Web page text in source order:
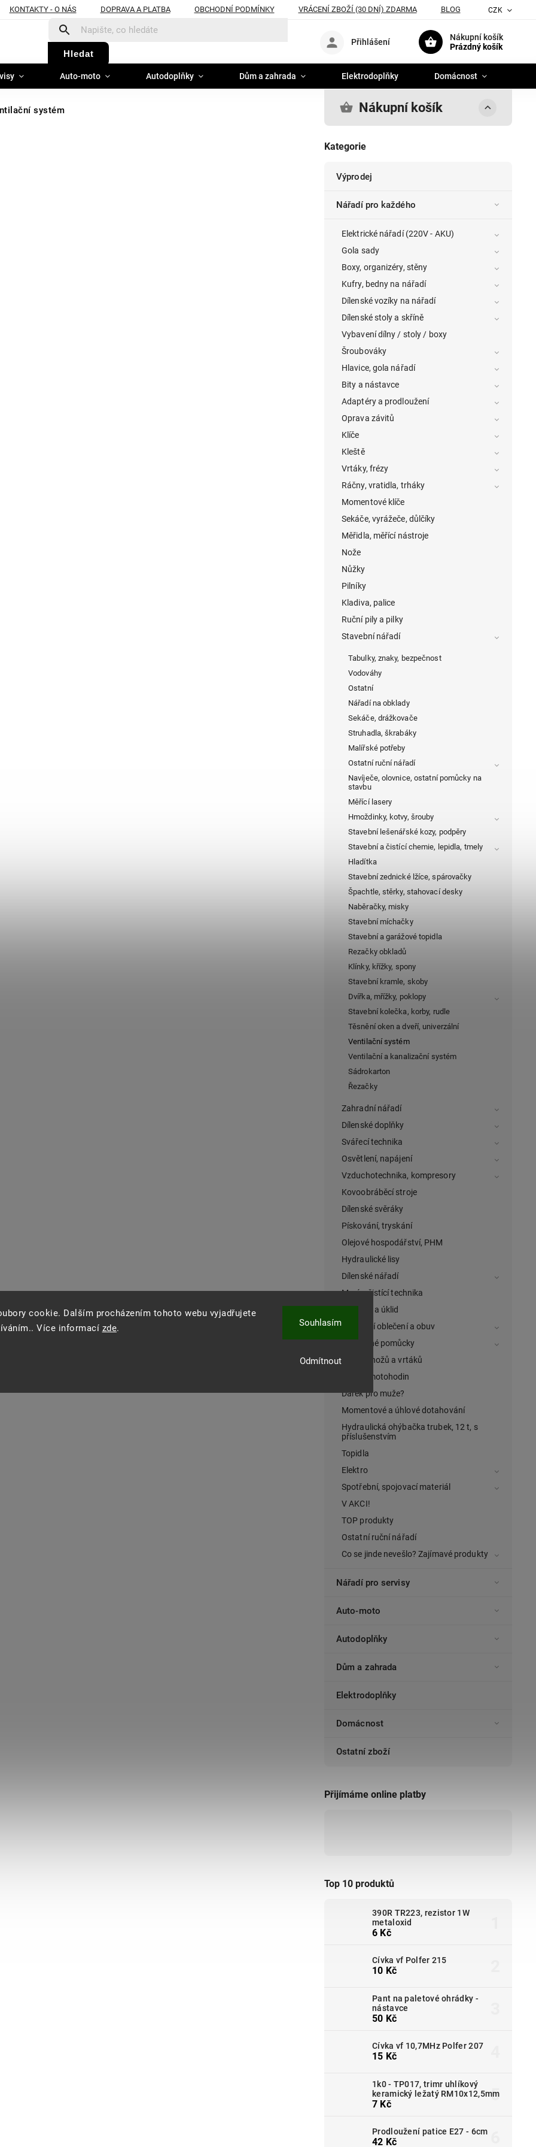
cookie. Dalším procházením tohoto webu vyjadřujete
Více informací zde.
Odmítnout
Souhlasím
KONTAKTY - O NÁS DOPRAVA A PLATBA OBCHODNÍ PODMÍNKY VRÁCENÍ ZBOŽÍ (30 DNÍ) ZDARMA BLOG CZK
Hledat
Nákupní košík
Prázdný košík
Přihlášení
Auto-moto Autodoplňky Dům a zahrada Elektrodoplňky Domácnost
systém Nákupní košík
Kategorie
Výprodej
Nářadí pro každého
Elektrické nářadí (220V - AKU)
Gola sady
Boxy, organizéry, stěny
Kufry, bedny na nářadí
Dílenské vozíky na nářadí
Dílenské stoly a skříně
Vybavení dílny / stoly / boxy
Šroubováky
Hlavice, gola nářadí
Bity a nástavce
Adaptéry a prodloužení
Oprava závitů
Klíče
Kleště
Vrtáky, frézy
Ráčny, vratidla, trháky
Momentové klíče
Sekáče, vyrážeče, důlčíky
Měřidla, měřící nástroje
Nože
Nůžky
Pilníky
Kladiva, palice
Ruční pily a pilky
Stavební nářadí
Tabulky, znaky, bezpečnost
Vodováhy
Ostatní
Nářadí na obklady
Sekáče, drážkovače
Struhadla, škrabáky
Malířské potřeby
Ostatní ruční nářadí
Navíječe, olovnice, ostatní pomůcky na
stavbu
Měřící lasery
Hmoždinky, kotvy, šrouby
Stavební lešenářské kozy, podpěry
Stavební a čistící chemie, lepidla, tmely
Hladítka
Stavební zednické lžíce, spárovačky
Špachtle, stěrky, stahovací desky
Naběračky, misky
Stavební míchačky
Stavební a garážové topidla
Rezačky obkladů
Klínky, křížky, spony
Stavební kramle, skoby
Dvířka, mřížky, poklopy
Stavební kolečka, korby, rudle
Těsnění oken a dveří, univerzální
Ventilační systém
Ventilační a kanalizační systém
Sádrokarton
Řezačky
Zahradní nářadí
Dílenské doplňky
Svářecí technika
Osvětlení, napájení
Vzduchotechnika, kompresory
Kovoobráběcí stroje
Dílenské svěráky
Pískování, tryskání
Olejové hospodářství, PHM
Hydraulické lisy
Dílenské nářadí
Mycí a čistící technika
Hygiena a úklid
Pracovní oblečení a obuv
Ochranné pomůcky
Ostření nožů a vrtáků
Měřiče motohodin
Dárek pro muže?
Momentové a úhlové dotahování
Hydraulická ohýbačka trubek, 12 t, s
příslušenstvím
Topidla
Elektro
Spotřební, spojovací materiál
V AKCI!
TOP produkty
Ostatní ruční nářadí
Co se jinde nevešlo? Zajímavé produkty
Nářadí pro servisy
Auto-moto
Autodoplňky
Dům a zahrada
Elektrodoplňky
Domácnost
Ostatní zboží
Přijímáme online platby
Top 10 produktů
390R TR223, rezistor 1W
metaloxid
6 Kč
Cívka vf Polfer 215
10 Kč
Pant na paletové ohrádky -
nástavce
50 Kč
Cívka vf 10,7MHz Polfer 207
15 Kč
1k0 - TP017, trimr uhlíkový
keramický ležatý RM10x12,5mm
7 Kč
Prodloužení patice E27 - 6cm
42 Kč